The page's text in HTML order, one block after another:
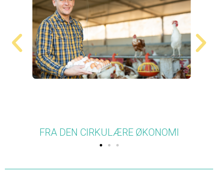
VEGETARISK